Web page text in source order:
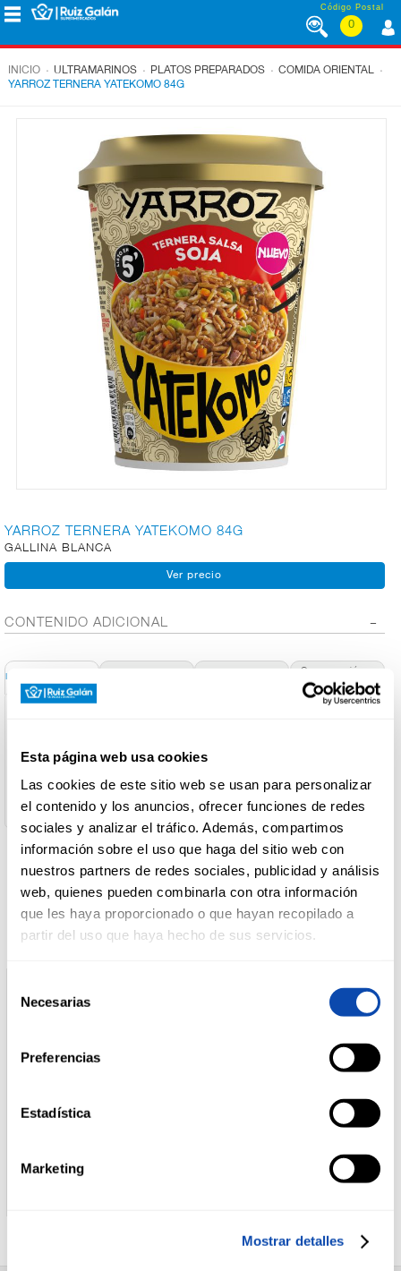
Esta página web usa cookies
Las cookies de este sitio web se usan para personalizar
el contenido y los anuncios, ofrecer funciones de redes
sociales y analizar el tráfico. Además, compartimos
información sobre el uso que haga del sitio web con
nuestros partners de redes sociales, publicidad y análisis
web, quienes pueden combinarla con otra información
que les haya proporcionado o que hayan recopilado a
partir del uso que haya hecho de sus servicios.
Necesarias
Preferencias
Estadística
Marketing
Mostrar detalles
Saltar al contenido Código Postal
0
CORPORATIVO
QUESOS
CORTE
FRUTAS Y
VERDURAS
DROGUERÍA
PERFUMERÍA
E HIGIENE
BAZAR
INICIO . ULTRAMARINOS . PLATOS PREPARADOS . COMIDA ORIENTAL .
YARROZ TERNERA YATEKOMO 84G
YARROZ TERNERA YATEKOMO 84G
GALLINA BLANCA
CONTENIDO ADICIONAL
Conservación y
Utilización
Cantidad neta :
Productos relacionados
MAGGI
SAUCY NOODLES